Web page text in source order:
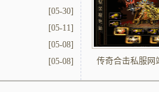
[05-30]
[05-11]
[05-08]
[05-08]
传奇合击私服网